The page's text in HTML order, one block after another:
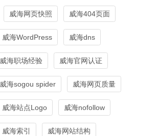
威海网页快照 威海404页面
威海WordPress 威海dns
威海职场经验 威海官网认证
威海sogou spider 威海网页质量
威海站点Logo 威海nofollow
威海索引 威海网站结构